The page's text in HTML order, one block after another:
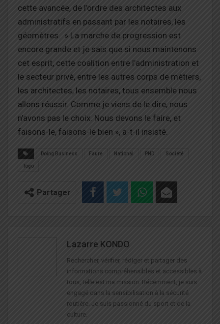
cette avancée, de l’ordre des architectes aux
administratifs en passant par les notaires, les
géomètres. » La marche de progression est
encore grande et je sais que si nous maintenons
cet esprit, cette coalition entre l’administration et
le secteur privé, entre les autres corps de métiers,
les architectes, les notaires, tous ensemble nous
allons réussir. Comme je viens de le dire, nous
n’avons pas le choix. Nous devons le faire, et
faisons-le, faisons-le bien », a-t-il insisté.
Doing Business Faure National PND Société
Togo
Partager
Lazarre KONDO
Rechercher, vérifier, rédiger et partager des
informations compréhensibles et accessibles à
tous, telle est ma mission. Récemment, je suis
engagé dans la sensibilisation à la sécurité
routière. Je suis passionné du sport et de la
culture.